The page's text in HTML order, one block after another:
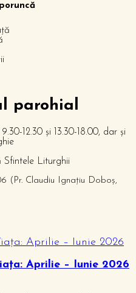
parohial
9.30-12.30 și 13.30-18.00, dar și
Sfintele Liturghii
(Pr. Claudiu Ignațiu Doboș,
Aprilie – Iunie 2026